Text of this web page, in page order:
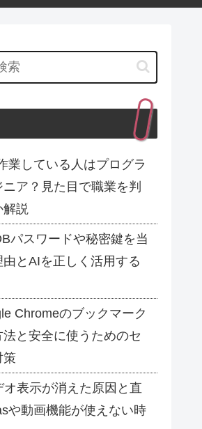
業している人はプログラ
ア？見た目で職業を判
説
パスワードや秘密鍵を当
とAIを正しく活用する
Chromeのブックマーク
と安全に使うためのセ
策
オ表示が消えた原因と直
や動画機能が使えない時